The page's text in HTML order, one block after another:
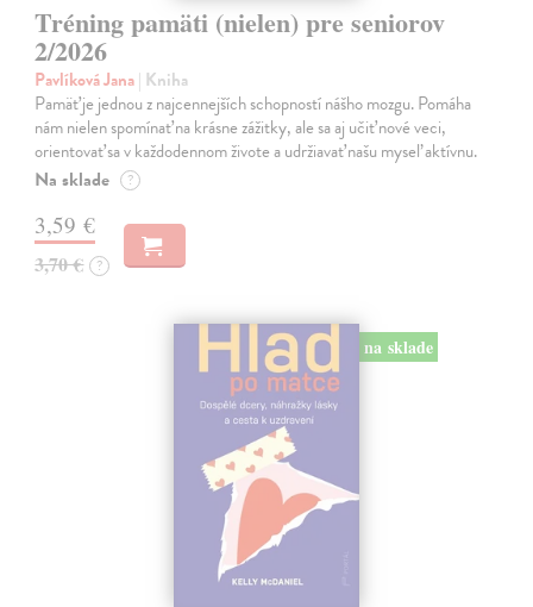
Tréning pamäti (nielen) pre seniorov
2/2026
Pavlíková Jana| Kniha
Pamäť je jednou z najcennejších schopností nášho mozgu. Pomáha
nám nielen spomínať na krásne zážitky, ale sa aj učiť nové veci,
orientovať sa v každodennom živote a udržiavať našu myseľ aktívnu.
Na sklade ?
3,59 €
3,70 € ?
na sklade